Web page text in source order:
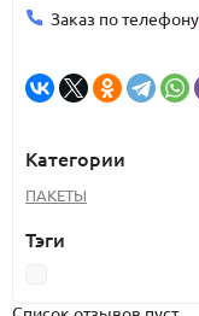
Заказ по
Категории
ПАКЕТЫ
Тэги